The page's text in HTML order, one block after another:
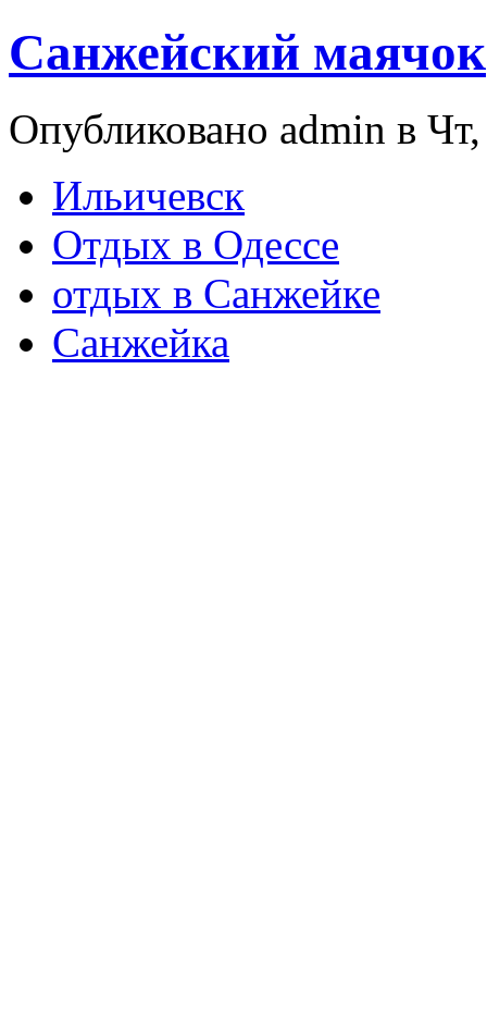
Санжейский маячок
Опубликовано admin в
Ильичевск
Отдых в Одессе
отдых в Санжейке
Санжейка